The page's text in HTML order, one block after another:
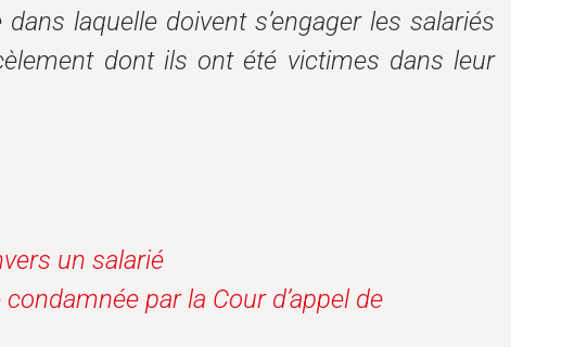
laquelle doivent s’engager les salariés
dont ils ont été victimes dans leur
un salarié
par la Cour d’appel de